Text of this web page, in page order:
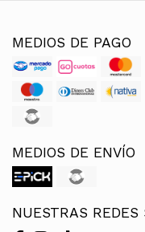
MEDIOS DE PAGO
MEDIOS DE ENVÍO
NUESTRAS REDES